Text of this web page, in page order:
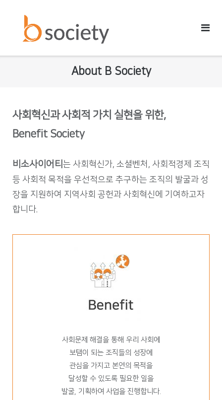
content
About B Society
사회혁신과 사회적 가치 실현을 위한,
Benefit Society
비소사이어티 는 사회혁신가, 소셜벤처, 사회적경제 조직
등 사회적 목적을 우선적으로 추구하는 조직의 발굴과 성
장을 지원하여 지역사회 공헌과 사회혁신에 기여하고자
합니다.
사회문제 해결을 통해 우리 사회에
보탬이 되는 조직들의 성장에
관심을 가지고 본연의 목적을
달성할 수 있도록 필요한 일을
발굴, 기획하여 사업을 진행합니다.